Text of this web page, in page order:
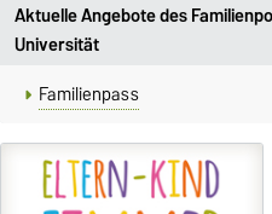
Aktuelle Angebote des
Universität
Familienpass